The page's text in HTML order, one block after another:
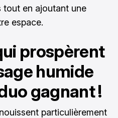
tout en ajoutant une
espace.
prospèrent
humide
gagnant !
particulièrement